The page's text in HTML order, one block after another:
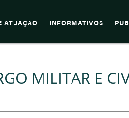
ATUAÇÃO INFORMATIVOS
MILITAR E